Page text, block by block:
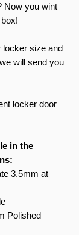
Now you wint
locker size and
will send you
locker door
in the
3.5mm at
Polished